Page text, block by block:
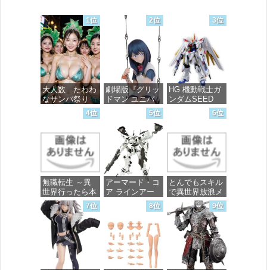
1位
大人数 たわわ
なサンバ祭り
価格：¥99
2位
劇場版『グリッ
ドマン ユニバ
ース』 宝多六
花 wall figure
1/7スケール プ
ラスチック製
塗装済み完成品
フィギュア
価格：¥13,756
3位
HG 機動戦士ガ
ンダムSEED
FREEDOM マ
イティーストラ
ガンダム 1/144
スケール 色分
け済みプラモデ
価格：¥4,800
4位
無職転生 ～異
世界行ったら本
気だす～ 20
(MFコミック
ス フラッパー
シリーズ)
価格：¥748
5位
アーマード・コ
ア ラインアー
ク ホワイト・
グリント 全高
約160mm 1/72
スケール プラ
モデル
価格：¥7,367
6位
とんでもスキル
で異世界放浪メ
シ 10 (ガルドコ
ミックス)
価格：¥726
7位 8位 9位